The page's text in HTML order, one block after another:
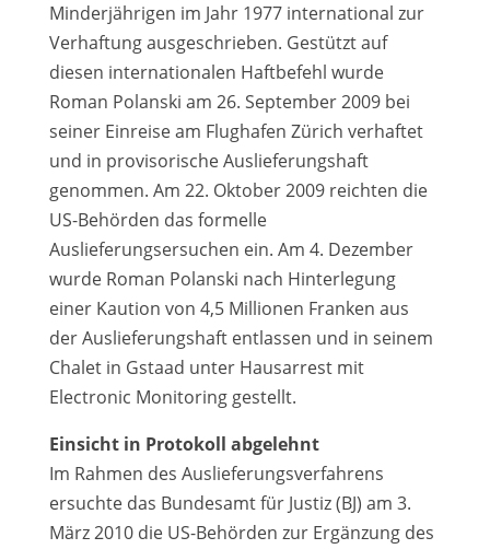
Minderjährigen im Jahr 1977 international zur
Verhaftung ausgeschrieben. Gestützt auf
diesen internationalen Haftbefehl wurde
Roman Polanski am 26. September 2009 bei
seiner Einreise am Flughafen Zürich verhaftet
und in provisorische Auslieferungshaft
genommen. Am 22. Oktober 2009 reichten die
US-Behörden das formelle
Auslieferungsersuchen ein. Am 4. Dezember
wurde Roman Polanski nach Hinterlegung
einer Kaution von 4,5 Millionen Franken aus
der Auslieferungshaft entlassen und in seinem
Chalet in Gstaad unter Hausarrest mit
Electronic Monitoring gestellt.
Einsicht in Protokoll abgelehnt
Im Rahmen des Auslieferungsverfahrens
ersuchte das Bundesamt für Justiz (BJ) am 3.
März 2010 die US-Behörden zur Ergänzung des